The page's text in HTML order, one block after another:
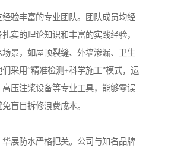
验丰富的专业团队。团队成员均经
实的理论知识和丰富的实践经验，
景，如屋顶裂缝、外墙渗漏、卫生
采用“精准检测+科学施工”模式，运
压注浆设备等专业工具，能够零误
盲目拆修浪费成本。
展防水严格把关。公司与知名品牌